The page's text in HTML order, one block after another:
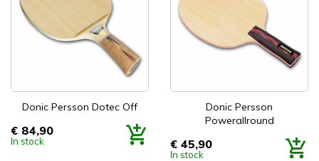
Donic Persson Dotec Off
Prijs
€ 84,90
In stock
Donic Persson
Powerallround
Prijs
€ 45,90
In stock